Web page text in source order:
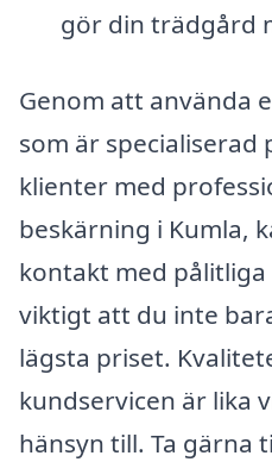
gör din trädgård
Genom att använda
som är specialiserad
klienter med
beskärning i Kumla,
kontakt med
viktigt att du inte
lägsta priset.
kundservicen är lika
hänsyn till. Ta gärna